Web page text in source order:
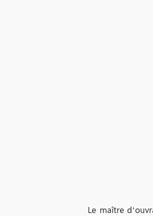
Le maître